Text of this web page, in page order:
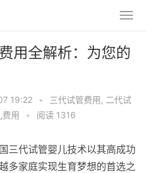
用全解析：为您的
19:22 • 三代试管费用, 二代试
费用 • 阅读 1316
三代试管婴儿技术以其高成功
多家庭实现生育梦想的首选之